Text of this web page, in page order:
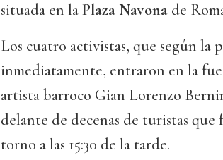
situada en laPlaza Navona de
Los cuatro activistas, que según la
inmediatamente, entraron en la
artista barroco Gian Lorenzo
delante de decenas de turistas
torno a las 15:30 de la tarde.